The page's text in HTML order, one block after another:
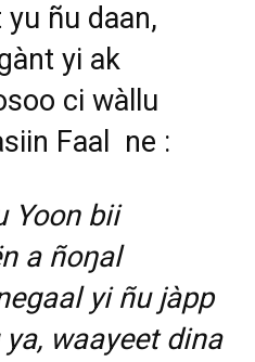
ñu daan,
yi ak
ci wàllu
Faal ne :
Yoon bii
a ñoŋal
yi ñu jàpp
waayeet dina